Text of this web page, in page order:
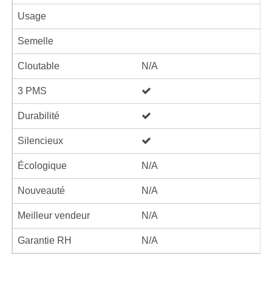
Usage
Semelle
Cloutable N/A
3 PMS
Durabilité
Silencieux
Écologique N/A
Nouveauté N/A
Meilleur vendeur N/A
Garantie RH N/A